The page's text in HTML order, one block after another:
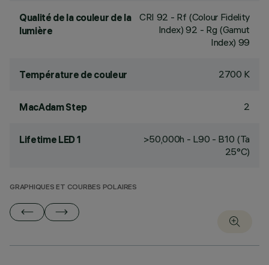
Qualité de la couleur de la
lumière
CRI 92 - Rf (Colour Fidelity
Index) 92 - Rg (Gamut
Index) 99
Température de couleur 2700 K
MacAdam Step 2
Lifetime LED 1
>50,000h - L90 - B10 (Ta
25°C)
GRAPHIQUES ET COURBES POLAIRES